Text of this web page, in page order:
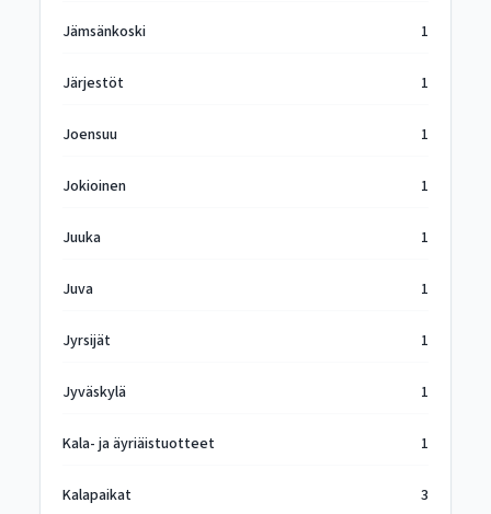
Jämsänkoski 1
Järjestöt 1
Joensuu 1
Jokioinen 1
Juuka 1
Juva 1
Jyrsijät 1
Jyväskylä 1
Kala- ja äyriäistuotteet 1
Kalapaikat 3